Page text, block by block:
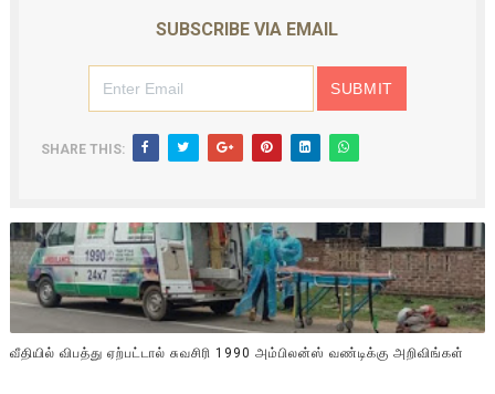
SUBSCRIBE VIA EMAIL
SHARE THIS:
வீதியில் விபத்து ஏற்பட்டால் சுவசிரி 1990 அம்பிலன்ஸ் வண்டிக்கு அறிவிங்கள்